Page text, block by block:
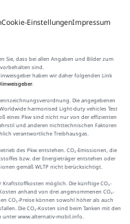
Cookie-EinstellungenImpressum
Sie, dass bei allen Angaben und Bilder zum
sind.
haben wir daher folgenden Link
.
Die angegebenen
harmonised Light-duty vehicles Test
eines Pkw sind nicht nur von der effizienten
und anderen nichttechnischen Faktoren
verantwortliche Treibhausgas.
des Pkw entstehen. CO₂-Emissionen, die
bzw. der Energieträger entstehen oder
gemäß WLTP nicht berücksichtigt.
möglich. Die künftige CO₂-
anhand von drei angenommenen CO₂-
CO₂-Preise können sowohl höher als auch
Die CO₂-Kosten sind beim Tanken mit den
unter www.alternativ-mobil.info.